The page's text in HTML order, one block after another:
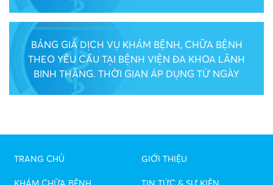
DỤNG TẠI KHOA RĂNG HÀM MẶT NĂM 2026 LẦN 7
BẢNG GIÁ DỊCH VỤ KHÁM BỆNH, CHỮA BỆNH
THEO YÊU CẦU TẠI BỆNH VIỆN ĐA KHOA LÃNH
BINH THĂNG. THỜI GIAN ÁP DỤNG TỪ NGÀY
TRANG CHỦ GIỚI THIỆU
KHÁM CHỮA BỆNH TIN TỨC & SỰ KIỆN